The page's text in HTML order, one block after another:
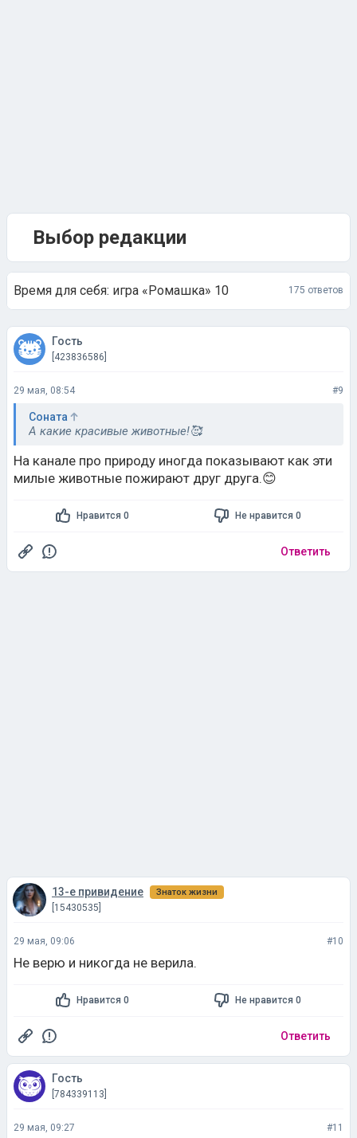
Выбор редакции
Время для себя: игра «Ромашка» 10 175 ответов
Гость
[423836586]
29 мая, 08:54 #9
Соната
А какие красивые животные!🥰
На канале про природу иногда показывают как эти
милые животные пожирают друг друга.😊
Нравится 0 Не нравится 0
Ответить
13-е привидение Знаток жизни
[15430535]
29 мая, 09:06 #10
Не верю и никогда не верила.
Нравится 0 Не нравится 0
Ответить
Гость
[784339113]
29 мая, 09:27 #11